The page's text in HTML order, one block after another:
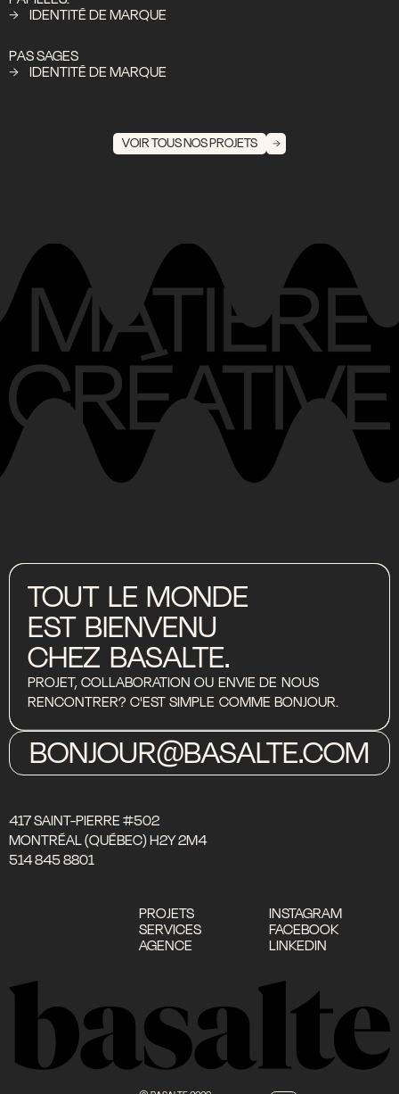
IDENTITÉ DE MARQUE
PAS SAGES
IDENTITÉ DE MARQUE
VOIR TOUS NOS PROJETS
TOUT LE MONDE
EST BIENVENU
CHEZ BASALTE.
PROJET, COLLABORATION OU ENVIE DE NOUS
RENCONTRER? C'ESTSIMPLE COMME BONJOUR.
BONJOUR@BASALTE.COM
417 SAINT-PIERRE #502
MONTRÉAL (QUÉBEC) H2Y 2M4
514 845 8801
PROJETS
SERVICES
AGENCE
INSTAGRAM
FACEBOOK
LINKEDIN